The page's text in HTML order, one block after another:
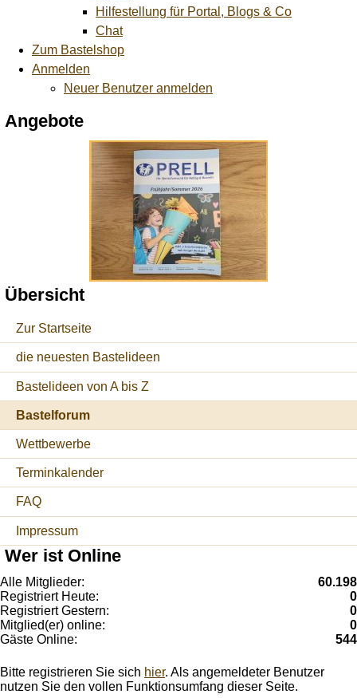
Hilfestellung für Portal, Blogs & Co
Chat
Zum Bastelshop
Anmelden
Neuer Benutzer anmelden
Angebote
Übersicht
Zur Startseite
die neuesten Bastelideen
Bastelideen von A bis Z
Bastelforum
Wettbewerbe
Terminkalender
FAQ
Impressum
Wer ist Online
Alle Mitglieder:
60.198
Registriert Heute:
0
Registriert Gestern:
0
Mitglied(er) online:
0
Gäste Online:
544
Bitte registrieren Sie sich hier. Als angemeldeter Benutzer
nutzen Sie den vollen Funktionsumfang dieser Seite.